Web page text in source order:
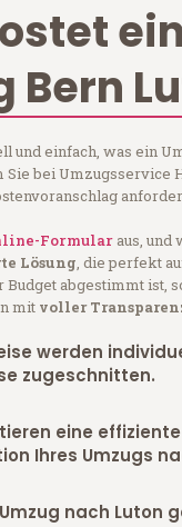
ein
Bern
und einfach, was ein
Sie bei Umzugsservice
Formular aus,
Lösung, die perfekt
abgestimmt ist,
mit voller
werden
zugeschnitten.
eine
Ihres Umzugs
nach Luton